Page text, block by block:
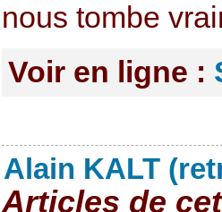
nous tombe
Voir en ligne :
Alain KALT
Articles de